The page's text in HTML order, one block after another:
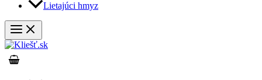
Lietajúci hmyz